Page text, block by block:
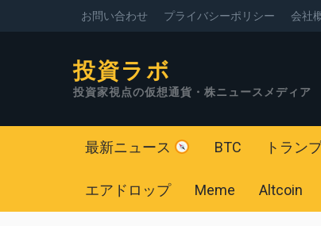
お問い合わせ プライバシーポリシー 会社
投資ラボ
投資家視点の仮想通貨・株ニュースメディア
最新ニュース BTC トラン
エアドロップ Meme Altcoin